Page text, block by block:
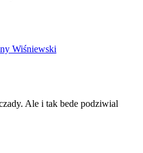
Wiśniewski
Ale i tak bede podziwial